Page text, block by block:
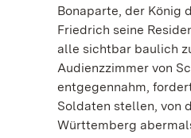
Bonaparte, der König
Friedrich seine
alle sichtbar baulich
Audienzzimmer von
entgegennahm,
Soldaten stellen, von
Württemberg